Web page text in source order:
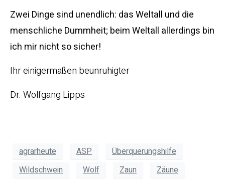
Zwei Dinge sind unendlich: das Weltall und die
menschliche Dummheit; beim Weltall allerdings bin
ich mir nicht so sicher!
Ihr einigermaßen beunruhigter
Dr. Wolfgang Lipps
agrarheute ASP
Überquerungshilfe
Wildschwein
Wolf Zaun Zäune